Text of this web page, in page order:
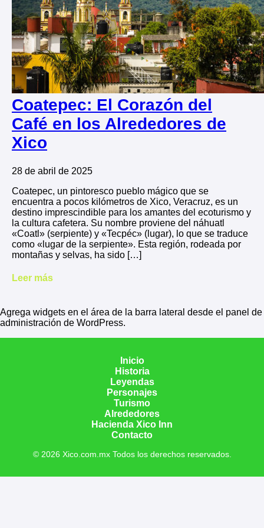
Coatepec: El Corazón del
Café en los Alrededores de
Xico
28 de abril de 2025
Coatepec, un pintoresco pueblo mágico que se
encuentra a pocos kilómetros de Xico, Veracruz, es un
destino imprescindible para los amantes del ecoturismo y
la cultura cafetera. Su nombre proviene del náhuatl
«Coatl» (serpiente) y «Tecpéc» (lugar), lo que se traduce
como «lugar de la serpiente». Esta región, rodeada por
montañas y selvas, ha sido […]
Leer más
Agrega widgets en el área de la barra lateral desde el panel de
administración de WordPress.
Inicio
Historia
Leyendas
Personajes
Turismo
Alrededores
Hacienda Xico Inn
Contacto
© 2026 Xico.com.mx Todos los derechos reservados.